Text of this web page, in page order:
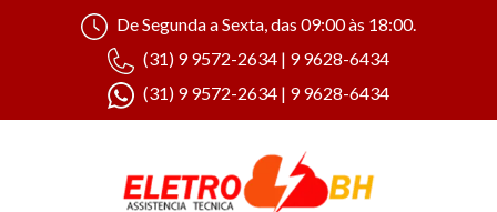
De Segunda a Sexta, das 09:00 às 18:00.
(31) 9 9572-2634 | 9 9628-6434
(31) 9 9572-2634 | 9 9628-6434